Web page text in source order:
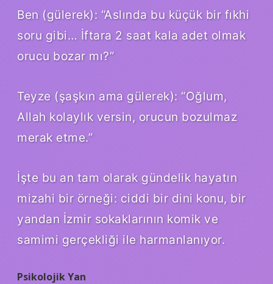
Ben (gülerek): “Aslında bu küçük bir fıkhi
soru gibi… İftara 2 saat kala adet olmak
orucu bozar mı?”
Teyze (şaşkın ama gülerek): “Oğlum,
Allah kolaylık versin, orucun bozulmaz
merak etme.”
İşte bu an tam olarak gündelik hayatın
mizahi bir örneği: ciddi bir dini konu, bir
yandan İzmir sokaklarının komik ve
samimi gerçekliği ile harmanlanıyor.
Psikolojik Yan